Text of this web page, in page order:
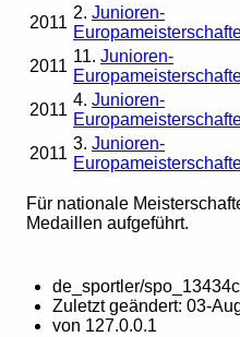
2011
2. Junioren-
2011
11. Junioren-
2011
4. Junioren-
2011
3. Junioren-
Für nationale
Medaillen aufgeführt.
de_sportler/
Zuletzt geändert: 03-
von 127.0.0.1